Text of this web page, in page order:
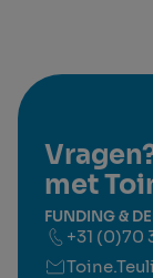
met
FUNDING &
+31 (0)70